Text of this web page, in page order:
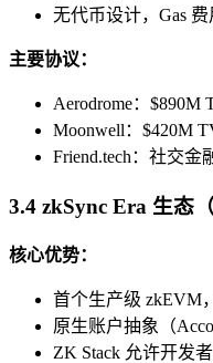
无代币设计，Gas
主要协议：
Aerodrome：$890M
Moonwell：$420M
Friend.tech：社交金
3.4 zkSync Era 生态
核心优势：
首个生产级 zkEVM
原生账户抽象（
ZK Stack 允许开发